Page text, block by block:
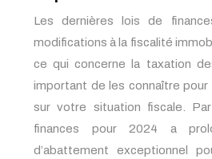
Les dernières lois de
modifications à la fiscalité
ce qui concerne la taxation
important de les connaître pour
sur votre situation fiscale.
finances pour 2024 a
d’abattement exceptionnel